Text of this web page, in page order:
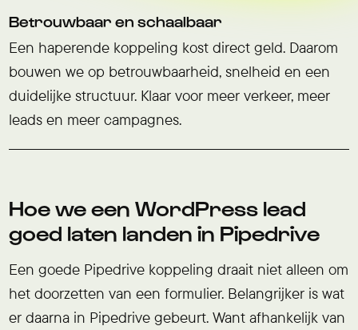
Betrouwbaar en schaalbaar
Een haperende koppeling kost direct geld. Daarom
bouwen we op betrouwbaarheid, snelheid en een
duidelijke structuur. Klaar voor meer verkeer, meer
leads en meer campagnes.
Hoe we een WordPress lead
goed laten landen in Pipedrive
Een goede Pipedrive koppeling draait niet alleen om
het doorzetten van een formulier. Belangrijker is wat
er daarna in Pipedrive gebeurt. Want afhankelijk van